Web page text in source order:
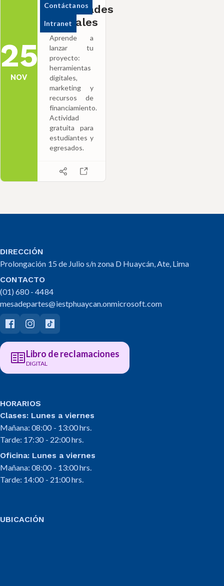
Contáctanos
Intranet
25
NOV
Habilidades
Digitales
Aprende a
lanzar tu
proyecto:
herramientas
digitales,
marketing y
recursos de
financiamiento.
Actividad
gratuita para
estudiantes y
egresados.
DIRECCIÓN
Prolongación 15 de Julio s/n zona D Huaycán, Ate, Lima
CONTACTO
(01) 680 - 4484
mesadepartes@iestphuaycan.onmicrosoft.com
Libro de reclamaciones
DIGITAL
HORARIOS
Clases: Lunes a viernes
Mañana: 08:00 - 13:00 hrs.
Tarde: 17:30 - 22:00 hrs.
Oficina: Lunes a viernes
Mañana: 08:00 - 13:00 hrs.
Tarde: 14:00 - 21:00 hrs.
UBICACIÓN